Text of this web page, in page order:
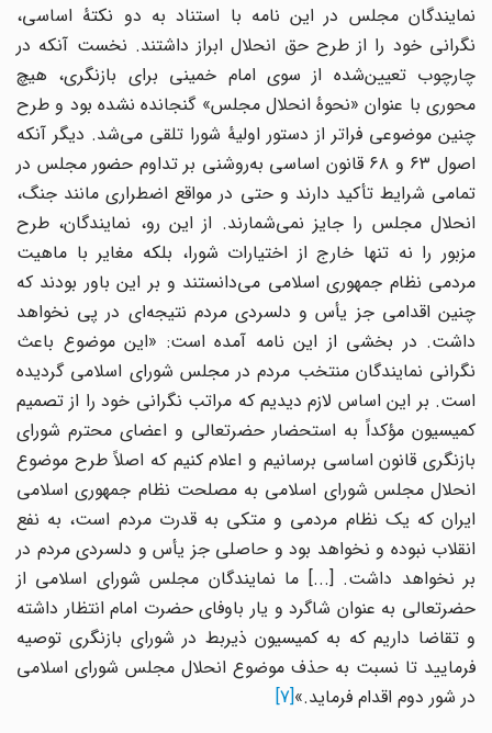
نمایندگان مجلس در این نامه با استناد به دو نکتهٔ اساسی،
نگرانی خود را از طرح حق انحلال ابراز داشتند. نخست آنکه در
چارچوب تعیین‌شده از سوی امام خمینی برای بازنگری، هیچ
محوری با عنوان «نحوهٔ انحلال مجلس» گنجانده نشده بود و طرح
چنین موضوعی فراتر از دستور اولیهٔ شورا تلقی می‌شد. دیگر آنکه
اصول ۶۳ و ۶۸ قانون اساسی به‌روشنی بر تداوم حضور مجلس در
تمامی شرایط تأکید دارند و حتی در مواقع اضطراری مانند جنگ،
انحلال مجلس را جایز نمی‌شمارند. از این رو، نمایندگان، طرح
مزبور را نه تنها خارج از اختیارات شورا، بلکه مغایر با ماهیت
مردمی نظام جمهوری اسلامی می‌دانستند و بر این باور بودند که
چنین اقدامی جز یأس و دلسردی مردم نتیجه‌ای در پی نخواهد
داشت. در بخشی از این نامه آمده است: «این موضوع باعث
نگرانی نمایندگان منتخب مردم در مجلس شورای اسلامی گردیده
است. بر این اساس لازم دیدیم که مراتب نگرانی خود را از تصمیم
کمیسیون مؤکداً به استحضار حضرتعالی و اعضای محترم شورای
بازنگری قانون اساسی برسانیم و اعلام کنیم که اصلاً طرح موضوع
انحلال مجلس شورای اسلامی به مصلحت نظام جمهوری اسلامی
ایران که یک نظام مردمی و متکی به قدرت مردم است، به نفع
انقلاب نبوده و نخواهد بود و حاصلی جز یأس و دلسردی مردم در
بر نخواهد داشت. [...] ما نمایندگان مجلس شورای اسلامی از
حضرتعالی به عنوان شاگرد و یار باوفای حضرت امام انتظار داشته
و تقاضا داریم که به کمیسیون ذیربط در شورای بازنگری توصیه
فرمایید تا نسبت به حذف موضوع انحلال مجلس شورای اسلامی
در شور دوم اقدام فرماید.»[7]